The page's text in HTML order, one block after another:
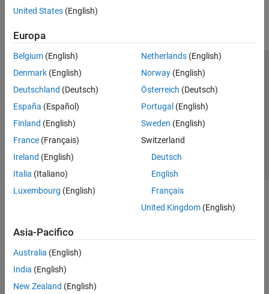
United States (English)
Europa
Belgium (English)
Denmark (English)
Deutschland (Deutsch)
España (Español)
Finland (English)
France (Français)
Ireland (English)
Italia (Italiano)
Luxembourg (English)
Netherlands(English)
Norway(English)
Österreich (Deutsch)
Portugal (English)
Sweden (English)
Switzerland
Deutsch
English
Français
United Kingdom(English)
Asia-Pacifico
Australia (English)
India (English)
New Zealand (English)
Centro di fiducia
Informativa sulla privacy
Antipirateria
Stato dell'applicazione
Contatti
© 1994-2026 The MathWorks, Inc.